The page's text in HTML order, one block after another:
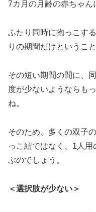
7カ月の月齢の赤ちゃん
ふたり同時に抱っこす
りの期間だけということ
その短い期間の間に、
度が少ないようならも
ね。
そのため、多くの双子
っこ紐ではなく、1人
ぶのでしょう。
＜選択肢が少ない＞